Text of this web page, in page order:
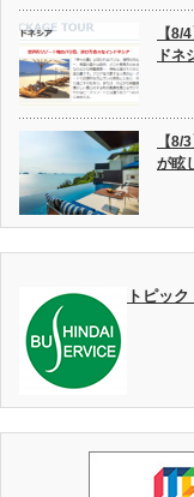
【8/
ドネ
【8/
が眩
トピッ